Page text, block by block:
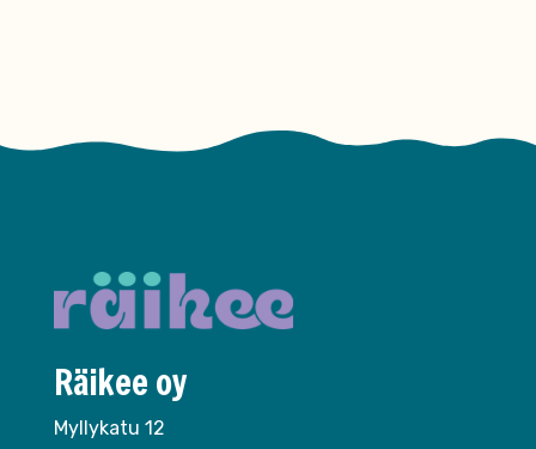
Räikee oy
Myllykatu 12